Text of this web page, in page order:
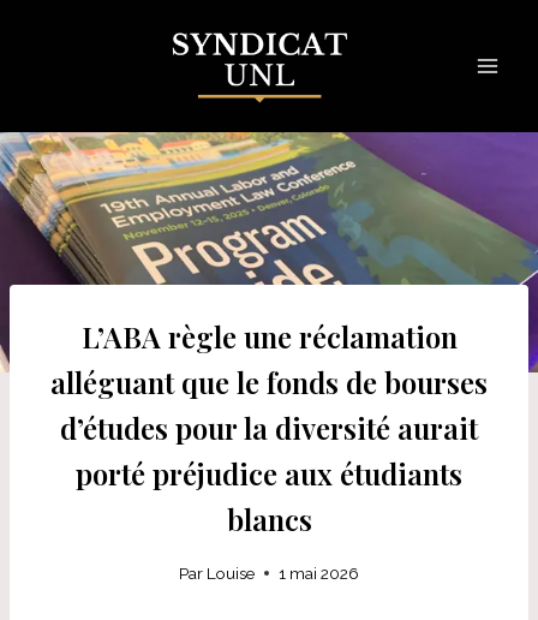
L’ABA règle une réclamation
alléguant que le fonds de bourses
d’études pour la diversité aurait
porté préjudice aux étudiants
blancs
Par Louise 1 mai 2026